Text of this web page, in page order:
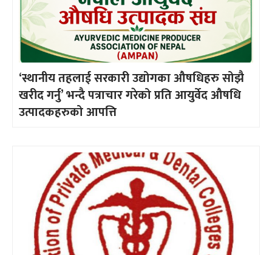
‘स्थानीय तहलाई सरकारी उद्योगका औषधिहरु सोझै
खरीद गर्नु’ भन्दै पत्राचार गरेको प्रति आयुर्वेद औषधि
उत्पादकहरुको आपत्ति